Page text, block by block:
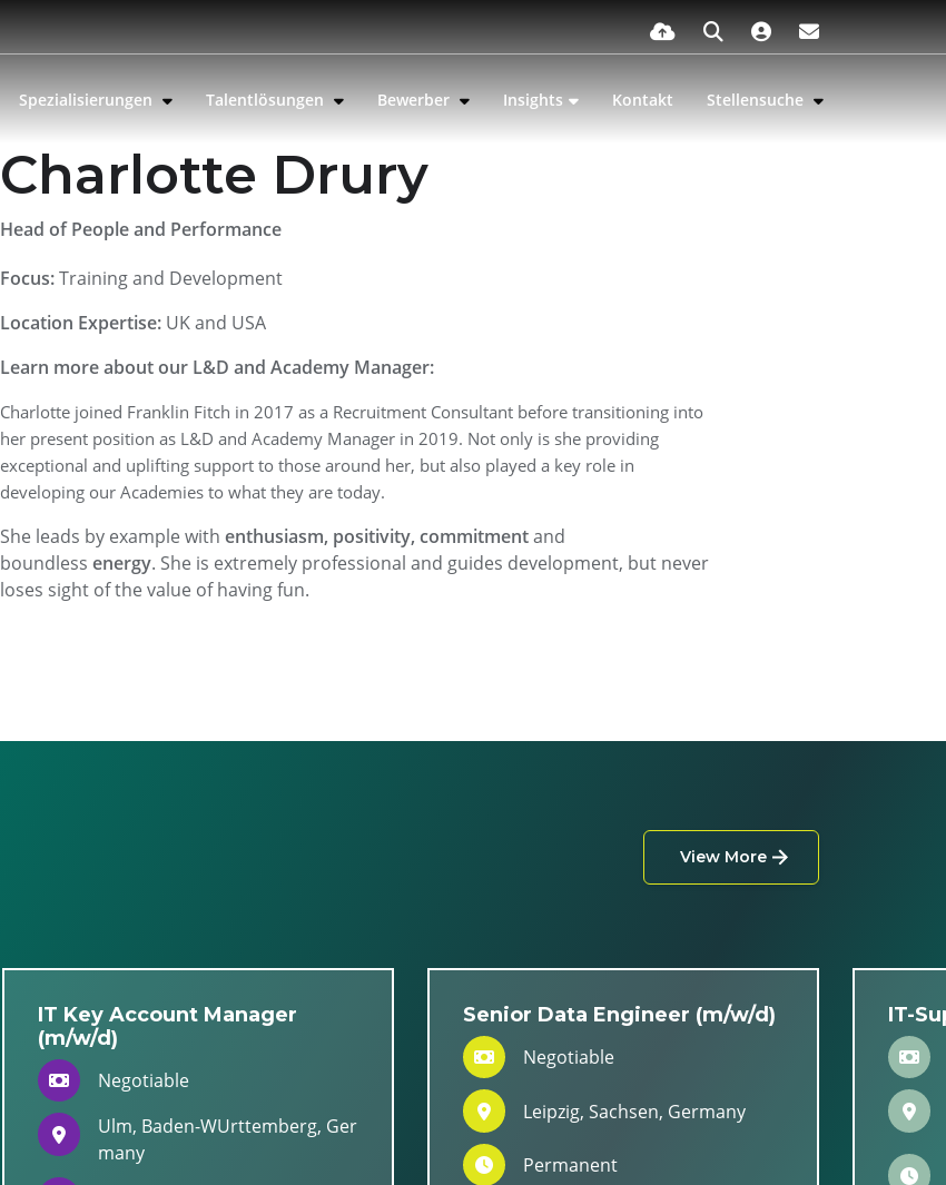
Spezialisierungen Talentlösungen Bewerber Insights Kontakt Stellensuche
Charlotte Drury
Head of People and Performance
Focus:Training and Development
Location Expertise:UK and USA
Learn more about our L&D and Academy Manager:
Charlotte joined Franklin Fitch in 2017 as a Recruitment Consultant before transitioning into
her present position as L&D and Academy Manager in 2019. Not only is she providing
exceptional and uplifting support to those around her, but also played a key role in
developing our Academies to what they are today.
She leads by example with enthusiasm, positivity, commitmentand
boundless energy. She is extremely professional and guides development, but never
loses sight of the value of having fun.
View More
IT Key Account Manager
(m/w/d)
Negotiable
Ulm, Baden-WUrttemberg, Ger
many
Senior Data Engineer (m/w/d)
Negotiable
Leipzig, Sachsen, Germany
Permanent
IT-